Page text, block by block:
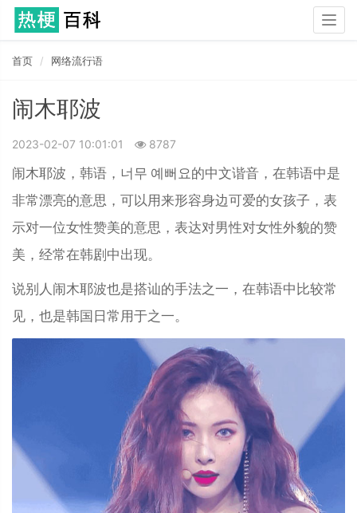
首页 网络流行语
闹木耶波
2023-02-07 10:01:01 8787
闹木耶波，韩语，너무 예뻐요的中文谐音，在韩语中是
非常漂亮的意思，可以用来形容身边可爱的女孩子，表
示对一位女性赞美的意思，表达对男性对女性外貌的赞
美，经常在韩剧中出现。
说别人闹木耶波也是搭讪的手法之一，在韩语中比较常
见，也是韩国日常用于之一。